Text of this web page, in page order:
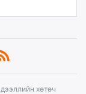
хөтөч